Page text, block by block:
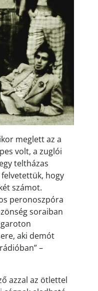
meglett az a
volt, a zuglói
teltházas
hogy
számot.
peronoszpóra
soraiban
aki demót
–
azzal az ötlettel